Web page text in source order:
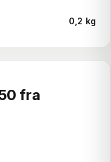
0,2 kg
fra